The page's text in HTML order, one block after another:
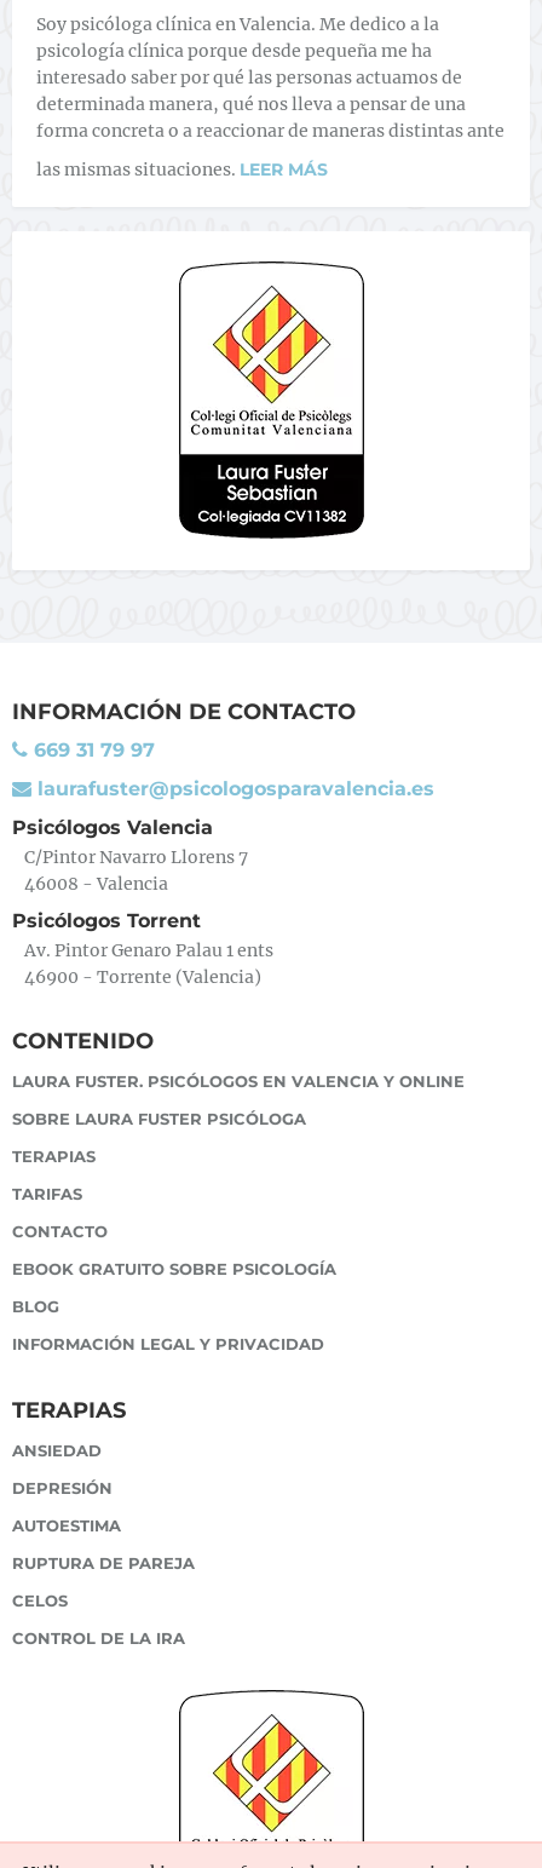
Soy psicóloga clínica en Valencia. Me dedico a la
psicología clínica porque desde pequeña me ha
interesado saber por qué las personas actuamos de
determinada manera, qué nos lleva a pensar de una
forma concreta o a reaccionar de maneras distintas ante
las mismas situaciones. LEER MÁS
INFORMACIÓN DE CONTACTO
669 31 79 97
laurafuster@psicologosparavalencia.es
Psicólogos Valencia
C/Pintor Navarro Llorens 7
46008 - Valencia
Psicólogos Torrent
Av. Pintor Genaro Palau 1 ents
46900 - Torrente (Valencia)
CONTENIDO
LAURA FUSTER. PSICÓLOGOS EN VALENCIA Y ONLINE
SOBRE LAURA FUSTER PSICÓLOGA
TERAPIAS
TARIFAS
CONTACTO
EBOOK GRATUITO SOBRE PSICOLOGÍA
BLOG
INFORMACIÓN LEGAL Y PRIVACIDAD
TERAPIAS
ANSIEDAD
DEPRESIÓN
AUTOESTIMA
RUPTURA DE PAREJA
CELOS
CONTROL DE LA IRA